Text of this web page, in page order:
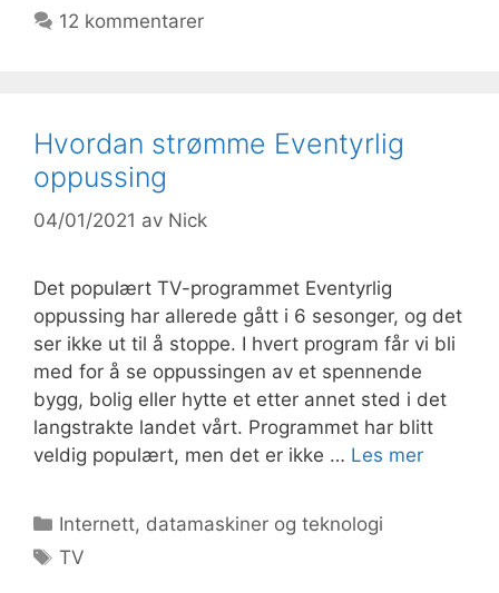
12 kommentarer
Hvordan strømme Eventyrlig
oppussing
04/01/2021 av Nick
Det populært TV-programmet Eventyrlig
oppussing har allerede gått i 6 sesonger, og det
ser ikke ut til å stoppe. I hvert program får vi bli
med for å se oppussingen av et spennende
bygg, bolig eller hytte et etter annet sted i det
langstrakte landet vårt. Programmet har blitt
veldig populært, men det er ikke … Les mer
Kategorier
Internett, datamaskiner og teknologi
Stikkord
TV